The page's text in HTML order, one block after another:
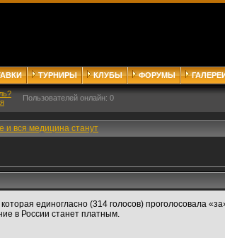
ТУРНИРЫ КЛУБЫ ФОРУМЫ
Пользователей онлайн: 0
и вся медицина станут
единогласно (314 голосов) проголосовала
в России станет платным.